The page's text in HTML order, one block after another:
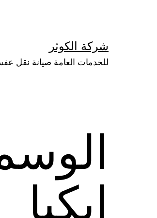
شركة الكوثر
للخدمات العامة صيانة
ايكيا